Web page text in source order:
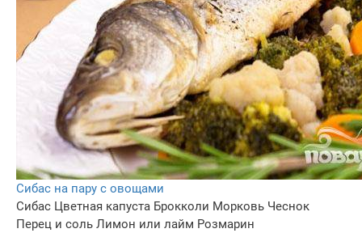
Сибас на пару с овощами
Сибас Цветная капуста Брокколи Морковь Чеснок
Перец и соль Лимон или лайм Розмарин